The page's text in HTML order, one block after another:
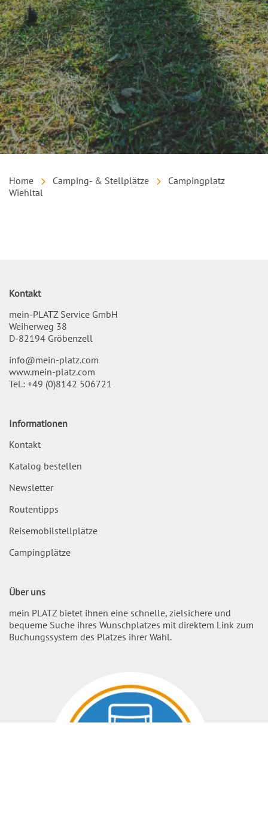
Home Camping- & Stellplätze
Campingplatz
Wiehltal
Kontakt
mein-PLATZ Service GmbH
Weiherweg 38
D-82194 Gröbenzell
info@mein-platz.com
www.mein-platz.com
Tel.: +49 (0)8142 506721
Informationen
Kontakt
Katalog bestellen
Newsletter
Routentipps
Reisemobilstellplätze
Campingplätze
Über uns
mein PLATZ bietet ihnen eine schnelle, zielsichere und
bequeme Suche ihres Wunschplatzes mit direktem Link zum
Buchungssystem des Platzes ihrer Wahl.